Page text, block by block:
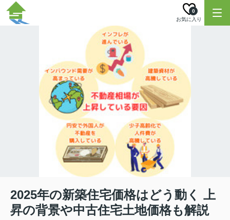
お気に入り
0
2025年の新築住宅価格はどう動く 上
昇の背景や中古住宅土地価格も解説